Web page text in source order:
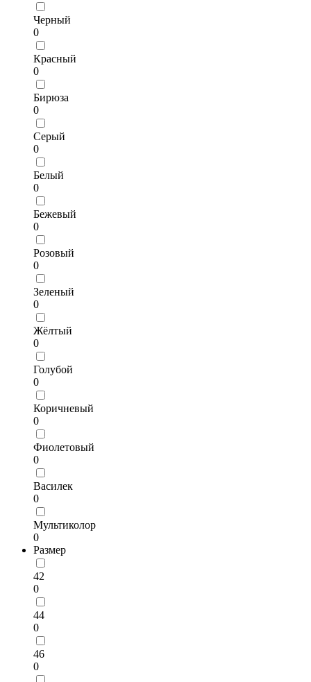
Черный
0
Красный
0
Бирюза
0
Серый
0
Белый
0
Бежевый
0
Розовый
0
Зеленый
0
Жёлтый
0
Голубой
0
Коричневый
0
Фиолетовый
0
Василек
0
Мультиколор
0
Размер
42
0
44
0
46
0